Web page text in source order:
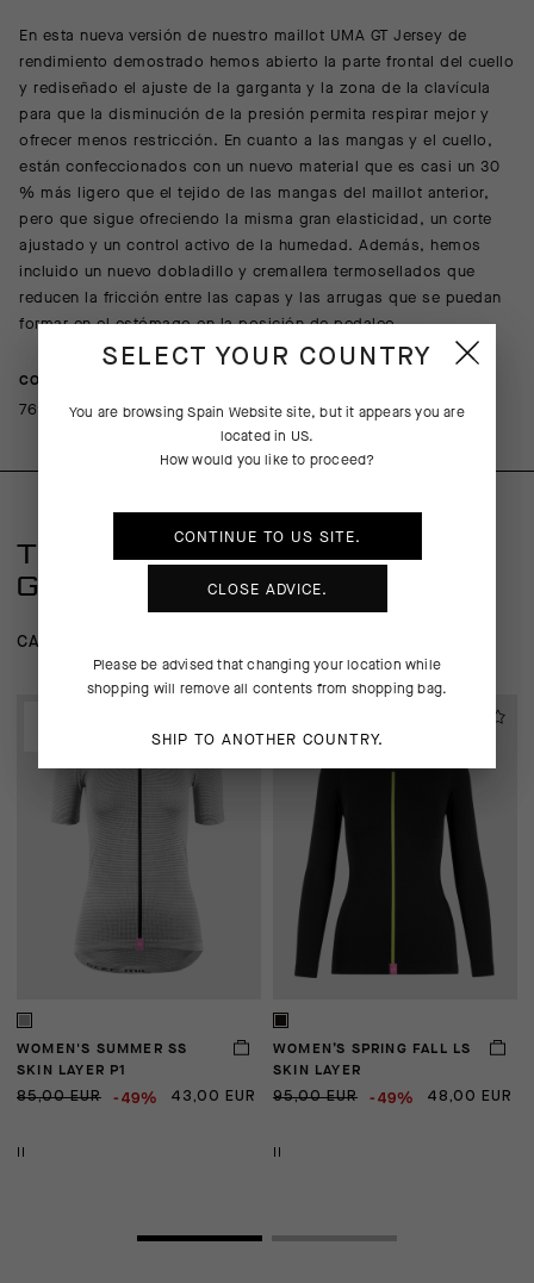
En esta nueva versión de nuestro maillot UMA GT Jersey de
rendimiento demostrado hemos abierto la parte frontal del cuello
y rediseñado el ajuste de la garganta y la zona de la clavícula
para que la disminución de la presión permita respirar mejor y
ofrecer menos restricción. En cuanto a las mangas y el cuello,
están confeccionados con un nuevo material que es casi un 30
% más ligero que el tejido de las mangas del maillot anterior,
pero que sigue ofreciendo la misma gran elasticidad, un corte
ajustado y un control activo de la humedad. Además, hemos
incluido un nuevo dobladillo y cremallera termosellados que
reducen la fricción entre las capas y las arrugas que se puedan
formar en el estómago en la posición de pedaleo.
COMPOSITION
76%Polyester 13%Polyamide 11%Elastane
TAMBIÉN PUEDE QUE TE
GUSTE
CAMISETA INTERIOR
CHECKOUT
WOMEN'S SUMMER SS
SKIN LAYER P1
85,00 EUR -49% 43,00 EUR
CHECKOUT
WOMEN’S SPRING FALL LS
SKIN LAYER
95,00 EUR -49% 48,00 EUR
SELECT YOUR COUNTRY
You are browsingSpain Websitesite, but it appears you are
located in US.
How would you like to proceed?
CONTINUE TO US SITE.
CLOSE ADVICE.
Please be advised that changing your location while
shopping will remove all contents from shopping bag.
SHIP TO ANOTHER COUNTRY.